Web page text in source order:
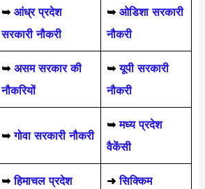
➥ आंध्र प्रदेश
सरकारी नौकरी
➥ ओडिशा सरकारी
नौकरी
➥ असम सरकार की
नौकरियों
➥ यूपी सरकारी
नौकरी
➥गोवा सरकारी नौकरी
➥ मध्य प्रदेश
वैकेंसी
➥हिमाचल प्रदेश
➜ सिक्किम